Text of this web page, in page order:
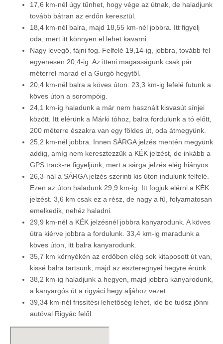
17,6 km-nél úgy tűnhet, hogy vége az útnak, de haladjunk
tovább bátran az erdőn keresztül.
18,4 km-nél balra, majd 18,55 km-nél jobbra. Itt figyelj
oda, mert itt könnyen el lehet kavarni.
Nagy levegő, fájni fog. Felfelé 19,14-ig, jobbra, tovább fel
egyenesen 20,4-ig. Az itteni magasságunk csak pár
méterrel marad el a Gurgó hegytől.
20,4 km-nél balra a köves úton. 23,3 km-ig lefelé futunk a
köves úton a sorompóig.
24,1 km-ig haladunk a már nem használt kisvasút sínjei
között. Itt elérünk a Márki tóhoz, balra fordulunk a tó előtt,
200 méterre északra van egy földes út, oda átmegyünk.
25,2 km-nél jobbra. Innen SÁRGA jelzés mentén megyünk
addig, amíg nem keresztezzük a KÉK jelzést, de inkább a
GPS track-re figyeljünk, mert a sárga jelzés elég hiányos.
26,3-nál a SÁRGA jelzés szerinti kis úton indulunk felfelé.
Ezen az úton haladunk 29,9 km-ig. Itt fogjuk elérni a KÉK
jelzést. 3,6 km csak ez a rész, de nagy a fű, folyamatosan
emelkedik, nehéz haladni.
29,9 km-nél a KÉK jelzésnél jobbra kanyarodunk. A köves
útra kiérve jobbra a fordulunk. 33,4 km-ig maradunk a
köves úton, itt balra kanyarodunk.
35,7 km környékén az erdőben elég sok kitaposott út van,
kissé balra tartsunk, majd az eszteregnyei hegyre érünk.
38,2 km-ig haladjunk a hegyen, majd jobbra kanyarodunk,
a kanyargós út a rigyáci hegy aljához vezet.
39,34 km-nél frissítési lehetőség lehet, ide be tudsz jönni
autóval Rigyác felől.